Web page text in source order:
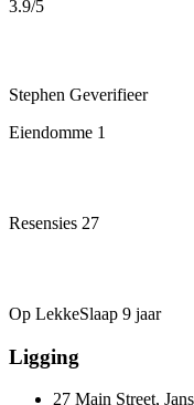
3.9/5
Stephen Geverifieer
Eiendomme 1
Resensies 27
Op LekkeSlaap 9 jaar
Ligging
27 Main Street,